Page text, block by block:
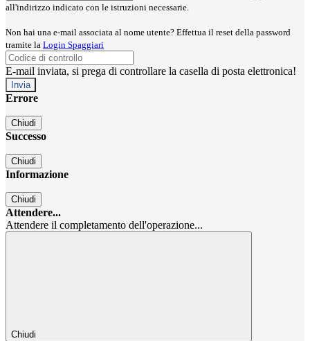
all'indirizzo indicato con le istruzioni necessarie.
Non hai una e-mail associata al nome utente? Effettua il reset della password
tramite la Login Spaggiari
E-mail inviata, si prega di controllare la casella di posta elettronica!
Errore
Chiudi
Successo
Chiudi
Informazione
Chiudi
Attendere...
Attendere il completamento dell'operazione...
Chiudi